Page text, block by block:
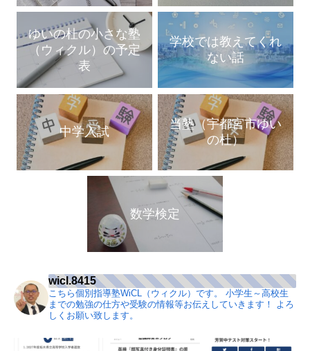
ゆいの杜の小さな塾
（ウィクル）の予定
表
学校では教えてくれ
ない話
中学入試
当塾（宇都宮市ゆい
の杜）
数学検定
wicl.8415
こちら個別指導塾WiCL（ウィクル）です。
小学生～高校生
までの勉強の仕方や受験の情報等お伝えしていきます！
よろ
しくお願い致します。